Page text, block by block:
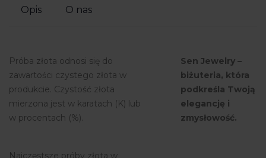
Opis O nas
Próba złota odnosi się do
zawartości czystego złota w
produkcie. Czystość złota
mierzona jest w karatach (K) lub
w procentach (%).
Najczęstsze próby złota w
Sen Jewelry –
biżuteria, która
podkreśla Twoją
elegancję i
zmysłowość.